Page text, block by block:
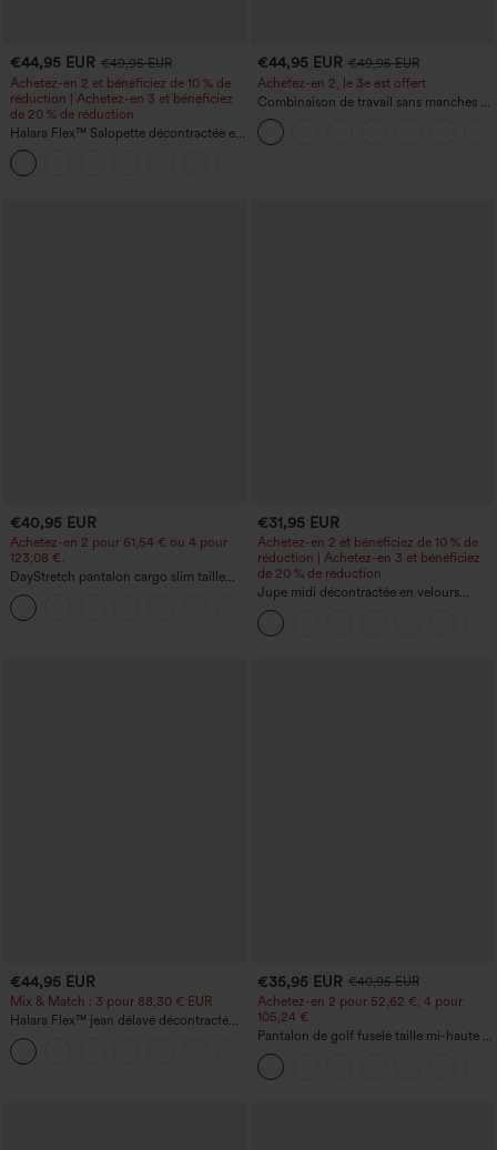
€44,95 EUR €49,95 EUR
Achetez-en 2 et bénéficiez de 10 % de
réduction | Achetez-en 3 et bénéficiez
de 20 % de réduction
Halara Flex™ Salopette décontractée en
denim lavé à encolure en V avec poche
€44,95 EUR €49,95 EUR
Achetez-en 2, le 3e est offert
Combinaison de travail sans manches à
encolure bateau, côtés noués, toucher
frais, rayée, avec poches — Édition Easy
Peezy
€40,95 EUR
Achetez-en 2 pour 61,54 € ou 4 pour
123,08 €.
DayStretch pantalon cargo slim taille
haute, poches zippées, uni
€31,95 EUR
Achetez-en 2 et bénéficiez de 10 % de
réduction | Achetez-en 3 et bénéficiez
de 20 % de réduction
Jupe midi décontractée en velours
côtelé, taille mi-haute, poches avant
latérales à rabat
€44,95 EUR
Mix & Match : 3 pour 88,30 € EUR
Halara Flex™ jean délavé décontracté
taille haute à poches, coupe baggy à
jambe large
€35,95 EUR €40,95 EUR
Achetez-en 2 pour 52,62 €, 4 pour
105,24 €
Pantalon de golf fuselé taille mi-haute à
cordon, ourlet incurvé, séchage rapide,
avec poches — UPF40+